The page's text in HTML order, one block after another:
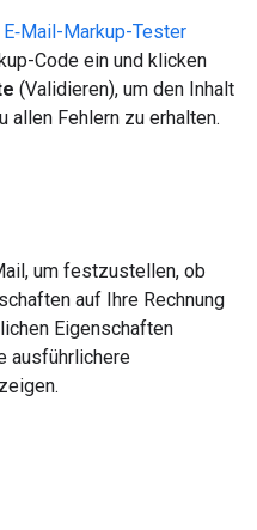
E‑Mail-Markup-Tester
Code ein und klicken
(Validieren), um den Inhalt
allen Fehlern zu erhalten.
um festzustellen, ob
auf Ihre Rechnung
Eigenschaften
ausführlichere